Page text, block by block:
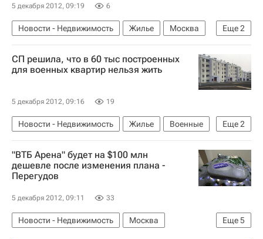
5 декабря 2012, 09:19 6
Еще2
Новости - Недвижимость Жилье
Москва
Строительство
Россия
СП решила, что в 60 тыс построенных
для военных квартир нельзя жить
5 декабря 2012, 09:16 19
Еще2
Новости - Недвижимость Жилье
Военные
Обеспечение жильем военнослужащих РФ
Россия
"ВТБ Арена" будет на $100 млн
дешевле после изменения плана -
Перегудов
5 декабря 2012, 09:11 33
Еще5
Новости - Недвижимость
Москва